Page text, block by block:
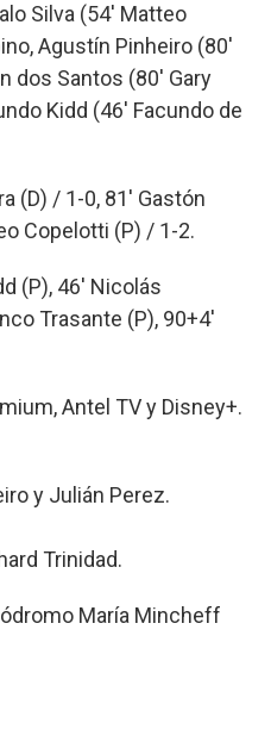
Silva (54' Matteo
Agustín Pinheiro (80'
dos Santos (80' Gary
Kidd (46' Facundo de
(D) / 1-0, 81' Gastón
Copelotti (P) / 1-2.
(P), 46' Nicolás
Trasante (P), 90+4'
Antel TV y Disney+.
y Julián Perez.
Trinidad.
María Mincheff